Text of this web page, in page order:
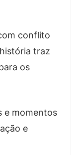
conflito
traz
os
e momentos
e